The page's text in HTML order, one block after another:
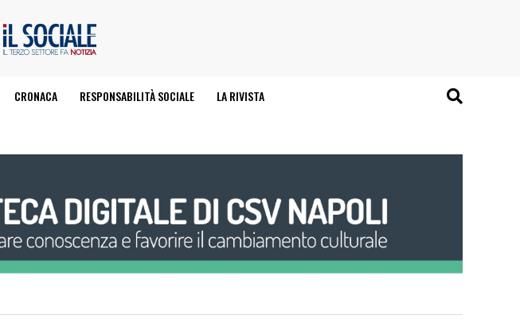
CRONACA RESPONSABILITÀ SOCIALE LA RIVISTA